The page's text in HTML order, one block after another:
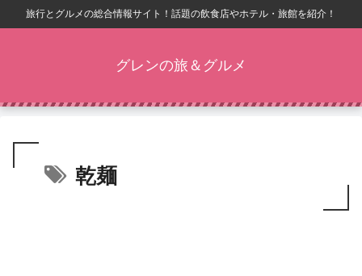
旅行とグルメの総合情報サイト！話題の飲食店やホテル・旅館を紹介！
グレンの旅＆グルメ
乾麺